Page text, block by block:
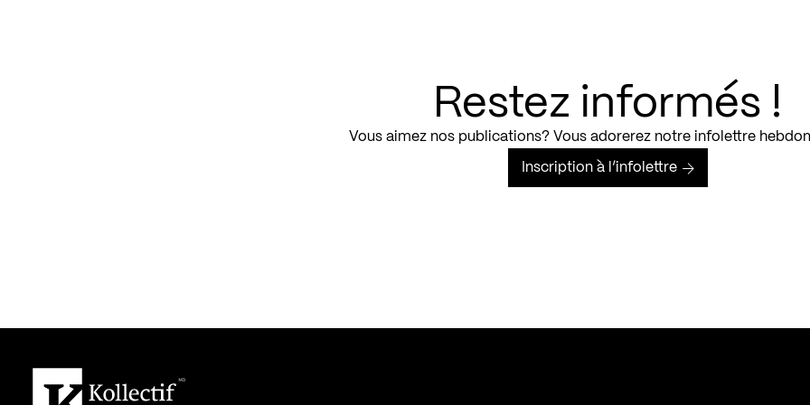
Restez informés !
Vous aimez nos publications? Vous adorerez notre infolettre
Inscription à l’infolettre